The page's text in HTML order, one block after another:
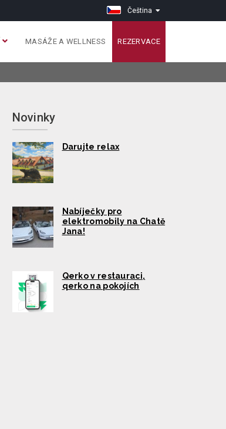
Čeština
MASÁŽE A WELLNESS REZERVACE
Novinky
Darujte relax
Nabíječky pro
elektromobily na Chatě
Jana!
Qerko v restauraci,
qerko na pokojích